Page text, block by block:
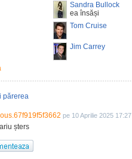
Sandra Bullock
ea însăși
Tom Cruise
Jim Carrey
părerea
pe 10 Aprilie 2025 17:27
șters